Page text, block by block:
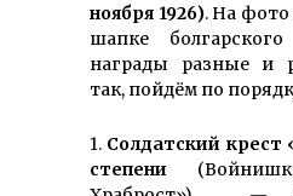
ноября 1926). На фото
шапке
награды разные и
так, пойдём по
1. Солдатский крест
степени